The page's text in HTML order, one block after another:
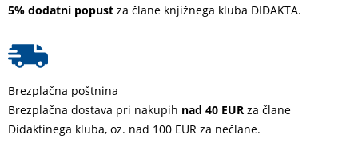
5% dodatni popust za člane knjižnega kluba DIDAKTA.
Brezplačna poštnina
Brezplačna dostava pri nakupih nad 40 EUR za člane
Didaktinega kluba, oz. nad 100 EUR za nečlane.